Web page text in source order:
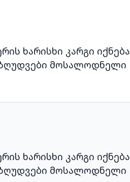
ხარისხი კარგი იქნება
მოსალოდნელი
ხარისხი კარგი იქნება
მოსალოდნელი